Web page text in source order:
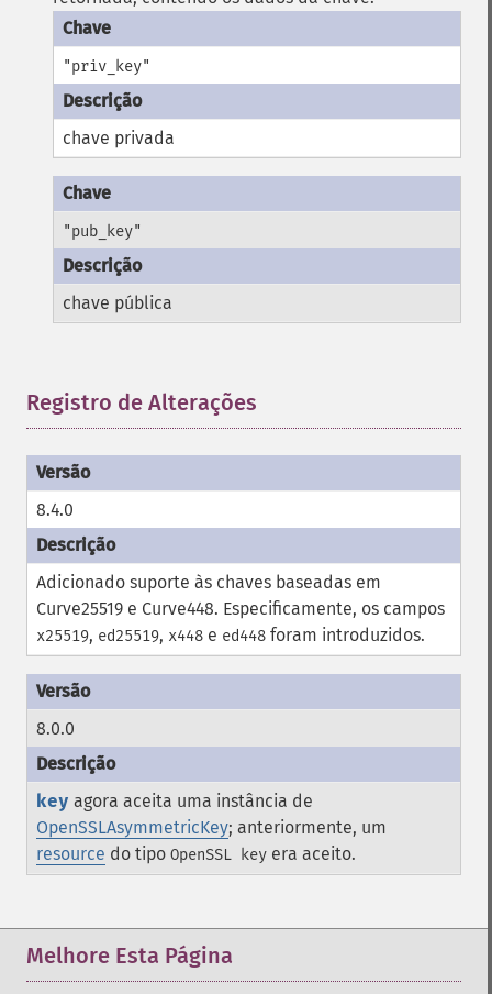
"priv_key"
chave privada
"pub_key"
chave pública
Registro de Alterações
8.4.0
Adicionado suporte às chaves baseadas em
Curve25519 e Curve448. Especificamente, os campos
x25519, ed25519, x448 e ed448 foram introduzidos.
8.0.0
key agora aceita uma instância de
OpenSSLAsymmetricKey; anteriormente, um
resource do tipo OpenSSL key era aceito.
Melhore Esta Página